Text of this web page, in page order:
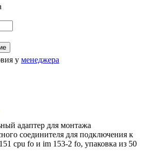
у менеджера
адаптер для монтажа
соединителя для подключения к
cpu fo и im 153-2 fo, упаковка из 50